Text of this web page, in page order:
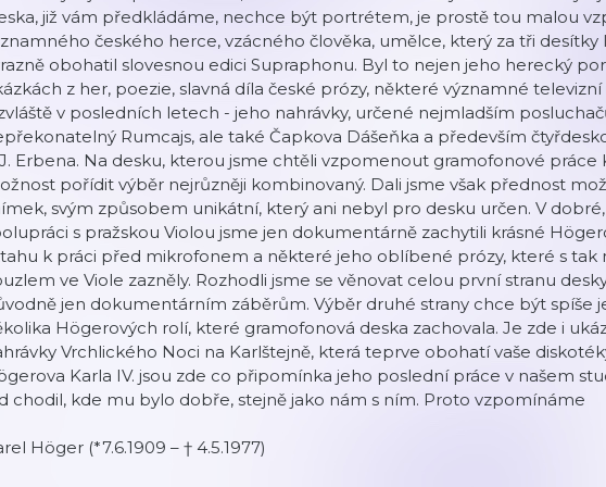
již vám předkládáme, nechce být portrétem, je prostě tou malou
českého herce, vzácného člověka, umělce, který za tři
obohatil slovesnou edici Supraphonu. Byl to nejen jeho herecký
z her, poezie, slavná díla české prózy, některé významné
v posledních letech - jeho nahrávky, určené nejmladším
Rumcajs, ale také Čapkova Dášeňka a především
Erbena. Na desku, kterou jsme chtěli vzpomenout gramofonové práce
pořídit výběr nejrůzněji kombinovaný. Dali jsme však přednost
svým způsobem unikátní, který ani nebyl pro desku určen. V
s pražskou Violou jsme jen dokumentárně zachytili krásné
k práci před mikrofonem a některé jeho oblíbené prózy, které s tak
ve Viole zazněly. Rozhodli jsme se věnovat celou první stranu
jen dokumentárním záběrům. Výběr druhé strany chce být spíše
Högerových rolí, které gramofonová deska zachovala. Je zde i
Vrchlického Noci na Karlštejně, která teprve obohatí vaše
Karla IV. jsou zde co připomínka jeho poslední práce v našem
chodil, kde mu bylo dobře, stejně jako nám s ním. Proto vzpomínáme
Höger (*7.6.1909 – † 4.5.1977)